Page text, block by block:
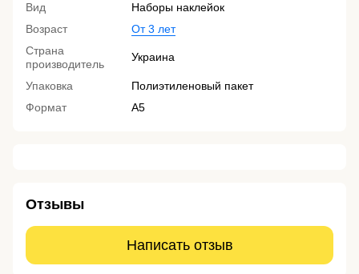
Вид
Наборы наклейок
Возраст
От 3 лет
Страна
производитель
Украина
Упаковка
Полиэтиленовый пакет
Формат
A5
Отзывы
Написать отзыв